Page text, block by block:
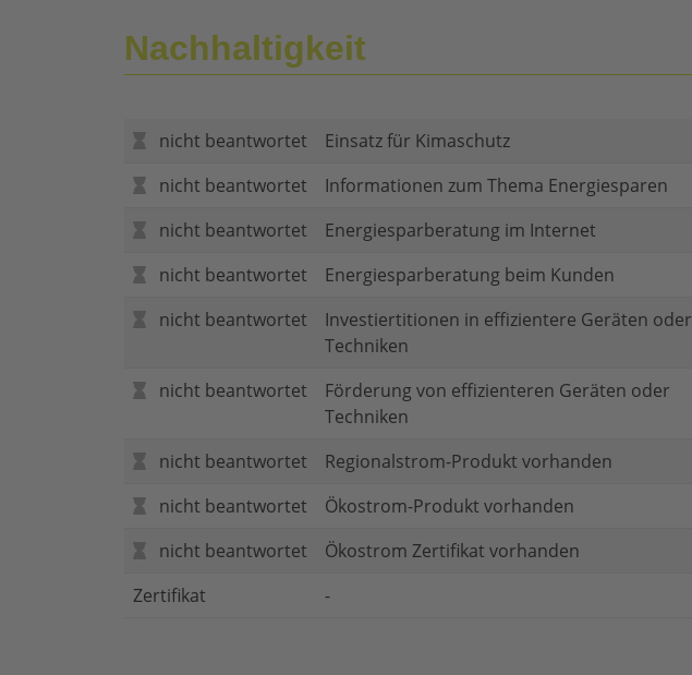
Nachhaltigkeit
nicht beantwortet
Einsatz für Kimaschutz
nicht beantwortet
Informationen zum Thema Energiesparen
nicht beantwortet
Energiesparberatung im Internet
nicht beantwortet
Energiesparberatung beim Kunden
nicht beantwortet
Investiertitionen in effizientere Geräten oder
Techniken
nicht beantwortet
Förderung von effizienteren Geräten oder
Techniken
nicht beantwortet
Regionalstrom-Produkt vorhanden
nicht beantwortet
Ökostrom-Produkt vorhanden
nicht beantwortet
Ökostrom Zertifikat vorhanden
Zertifikat
-